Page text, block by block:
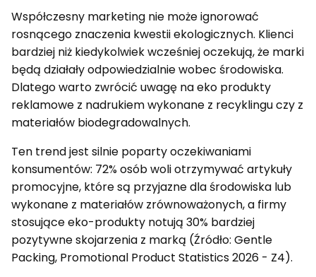
Współczesny marketing nie może ignorować
rosnącego znaczenia kwestii ekologicznych. Klienci
bardziej niż kiedykolwiek wcześniej oczekują, że marki
będą działały odpowiedzialnie wobec środowiska.
Dlatego warto zwrócić uwagę na eko produkty
reklamowe z nadrukiem wykonane z recyklingu czy z
materiałów biodegradowalnych.
Ten trend jest silnie poparty oczekiwaniami
konsumentów: 72% osób woli otrzymywać artykuły
promocyjne, które są przyjazne dla środowiska lub
wykonane z materiałów zrównoważonych, a firmy
stosujące eko-produkty notują 30% bardziej
pozytywne skojarzenia z marką (Źródło: Gentle
Packing, Promotional Product Statistics 2026 - Z4).